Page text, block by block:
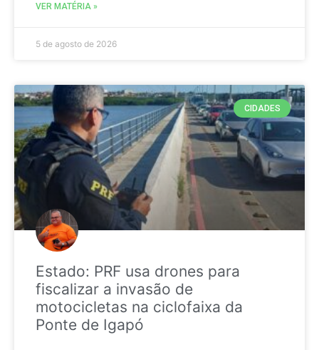
VER MATÉRIA »
5 de agosto de 2026
CIDADES
Estado: PRF usa drones para
fiscalizar a invasão de
motocicletas na ciclofaixa da
Ponte de Igapó